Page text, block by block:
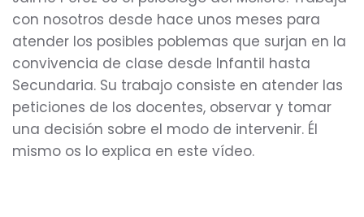
con nosotros desde hace unos meses para
atender los posibles poblemas que surjan en la
convivencia de clase desde Infantil hasta
Secundaria. Su trabajo consiste en atender las
peticiones de los docentes, observar y tomar
una decisión sobre el modo de intervenir. Él
mismo os lo explica en este vídeo.